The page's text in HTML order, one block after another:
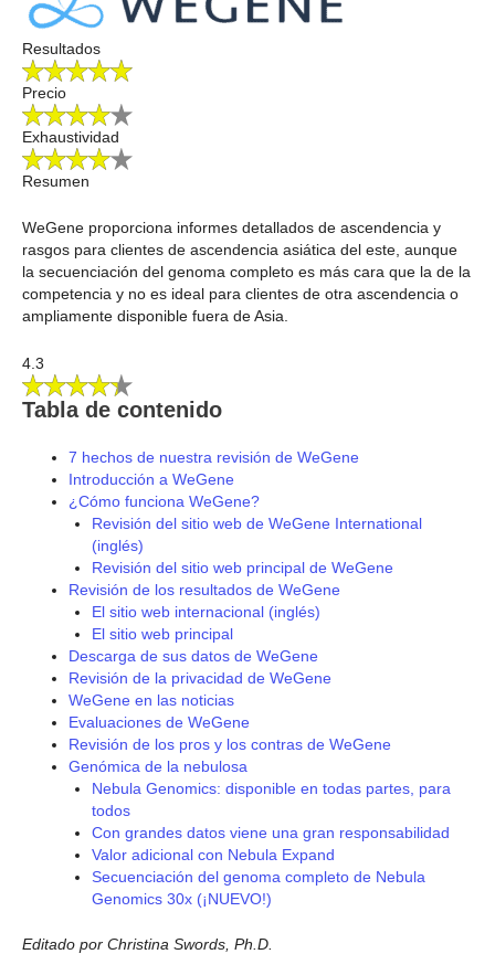
Resultados
Precio
Exhaustividad
Resumen
WeGene proporciona informes detallados de ascendencia y
rasgos para clientes de ascendencia asiática del este, aunque
la secuenciación del genoma completo es más cara que la de la
competencia y no es ideal para clientes de otra ascendencia o
ampliamente disponible fuera de Asia.
4.3
Tabla de contenido
7 hechos de nuestra revisión de WeGene
Introducción a WeGene
¿Cómo funciona WeGene?
Revisión del sitio web de WeGene International
(inglés)
Revisión del sitio web principal de WeGene
Revisión de los resultados de WeGene
El sitio web internacional (inglés)
El sitio web principal
Descarga de sus datos de WeGene
Revisión de la privacidad de WeGene
WeGene en las noticias
Evaluaciones de WeGene
Revisión de los pros y los contras de WeGene
Genómica de la nebulosa
Nebula Genomics: disponible en todas partes, para
todos
Con grandes datos viene una gran responsabilidad
Valor adicional con Nebula Expand
Secuenciación del genoma completo de Nebula
Genomics 30x (¡NUEVO!)
Editado por Christina Swords, Ph.D.